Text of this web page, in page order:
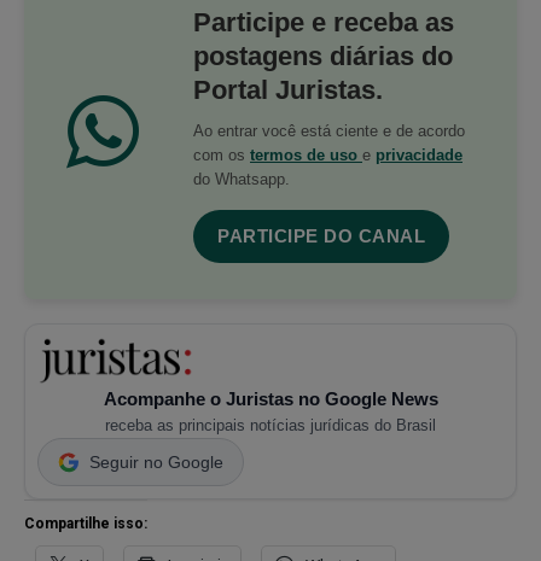
Participe e receba as
postagens diárias do
Portal Juristas.
Ao entrar você está ciente e de acordo
com os termos de uso e privacidade
do Whatsapp.
PARTICIPE DO CANAL
Acompanhe o Juristas no Google News
receba as principais notícias jurídicas do Brasil
Seguir no Google
Compartilhe isso: